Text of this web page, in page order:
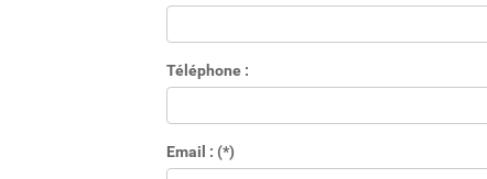
Téléphone :
Email : (*)